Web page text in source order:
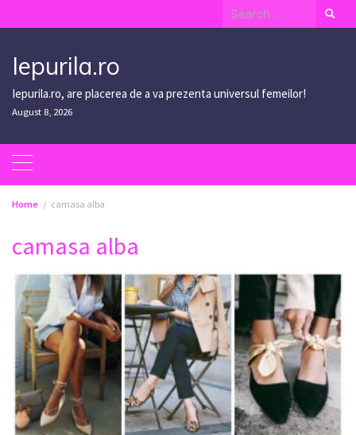
to
Search
for:
Iepurila.ro
Iepurila.ro, are placerea de a va prezenta universul femeilor!
August 8, 2026
Home camasa alba
camasa alba